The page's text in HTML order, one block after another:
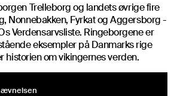
Trelleborg og landets øvrige fire
Nonnebakken, Fyrkat og Aggersborg -
Verdensarvsliste. Ringeborgene er
eksempler på Danmarks rige
historien om vikingernes verden.